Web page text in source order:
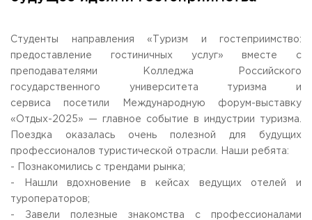
Общежитие / Кампус РГУТИС
Contacts
Scientific activity
Additional education
Федеральный ресурсный центр
Федеральное учебно-методическое объединение в
системе ВО
Federal educational and methodical association in the
system of secondary vocational education
Labor union committee
Competition of teaching staff
ORDER A CALLBACK
ADDRESS
99 Glavnaya Street, dp.Cherkizovo, Urban district Pushkinsky,
Moscow region, 141221
+7 (495) 940 83 58
E-MAIL
obrashenia@rguts.ru
Студенты направления «Туризм и гостеприимство:
предоставление гостиничных услуг» вместе с
преподавателями Колледжа Российского
государственного университета туризма и
сервиса посетили Международную форум-выставку
«Отдых-2025» — главное событие в индустрии туризма.
Поездка оказалась очень полезной для будущих
профессионалов туристической отрасли. Наши ребята:
- Познакомились с трендами рынка;
- Нашли вдохновение в кейсах ведущих отелей и
туроператоров;
- Завели полезные знакомства с профессионалами